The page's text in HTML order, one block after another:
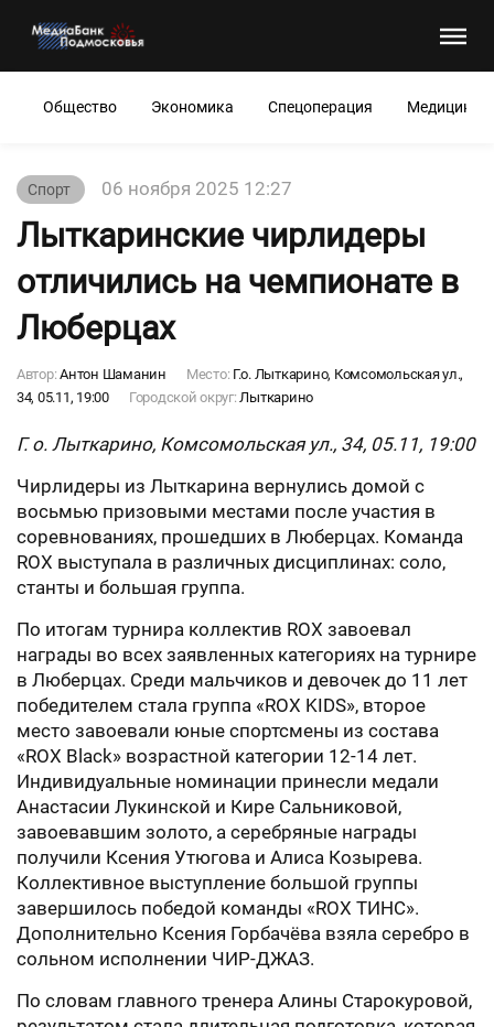
Общество Экономика Спецоперация Медицина
Спорт 06 ноября 2025 12:27
Лыткаринские чирлидеры
отличились на чемпионате в
Люберцах
Автор:Антон Шаманин Место: Г.о. Лыткарино, Комсомольская ул.,
34, 05.11, 19:00
Городской округ:Лыткарино
Г. о. Лыткарино, Комсомольская ул., 34, 05.11, 19:00
Чирлидеры из Лыткарина вернулись домой с
восьмью призовыми местами после участия в
соревнованиях, прошедших в Люберцах. Команда
ROX выступала в различных дисциплинах: соло,
станты и большая группа.
По итогам турнира коллектив ROX завоевал
награды во всех заявленных категориях на турнире
в Люберцах. Среди мальчиков и девочек до 11 лет
победителем стала группа «ROХ KIDS», второе
место завоевали юные спортсмены из состава
«RОХ Black» возрастной категории 12-14 лет.
Индивидуальные номинации принесли медали
Анастасии Лукинской и Кире Сальниковой,
завоевавшим золото, а серебряные награды
получили Ксения Утюгова и Алиса Козырева.
Коллективное выступление большой группы
завершилось победой команды «ROХ ТИНС».
Дополнительно Ксения Горбачёва взяла серебро в
сольном исполнении ЧИР-ДЖАЗ.
По словам главного тренера Алины Старокуровой,